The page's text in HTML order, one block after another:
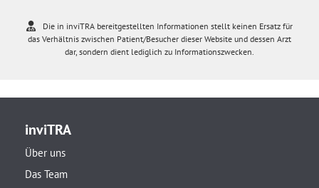
Die in inviTRA bereitgestellten Informationen stellt keinen Ersatz für
das Verhältnis zwischen Patient/Besucher dieser Website und dessen Arzt
dar, sondern dient lediglich zu Informationszwecken.
inviTRA
Über uns
Das Team